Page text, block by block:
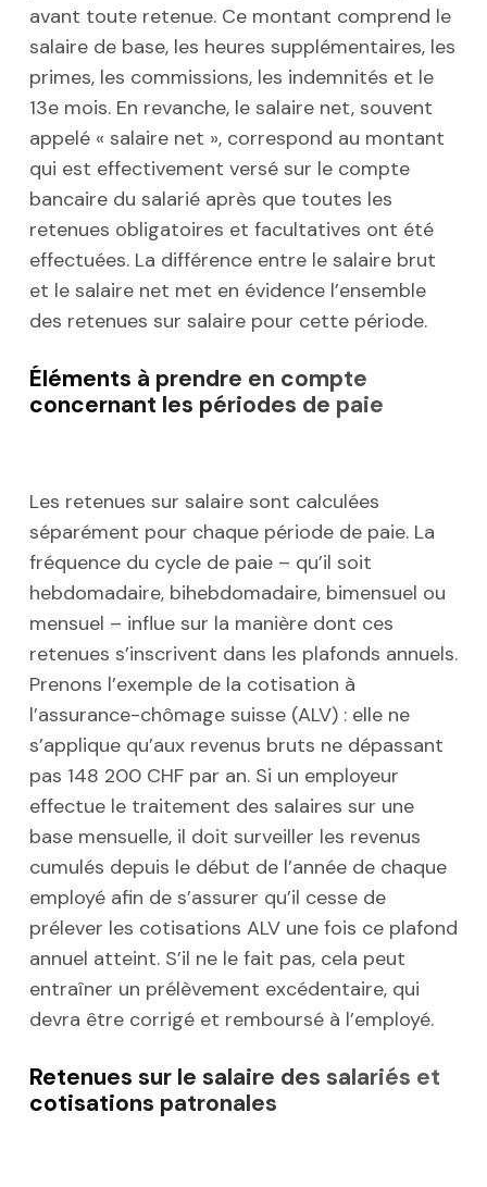
avant toute retenue. Ce montant comprend le
salaire de base, les heures supplémentaires, les
primes, les commissions, les indemnités et le
13e mois. En revanche, le salaire net, souvent
appelé « salaire net », correspond au montant
qui est effectivement versé sur le compte
bancaire du salarié après que toutes les
retenues obligatoires et facultatives ont été
effectuées. La différence entre le salaire brut
et le salaire net met en évidence l’ensemble
des retenues sur salaire pour cette période.
Éléments à prendre en compte
concernant les périodes de paie
Les retenues sur salaire sont calculées
séparément pour chaque période de paie. La
fréquence du cycle de paie – qu’il soit
hebdomadaire, bihebdomadaire, bimensuel ou
mensuel – influe sur la manière dont ces
retenues s’inscrivent dans les plafonds annuels.
Prenons l’exemple de la cotisation à
l’assurance-chômage suisse (ALV) : elle ne
s’applique qu’aux revenus bruts ne dépassant
pas 148 200 CHF par an. Si un employeur
effectue le traitement des salaires sur une
base mensuelle, il doit surveiller les revenus
cumulés depuis le début de l’année de chaque
employé afin de s’assurer qu’il cesse de
prélever les cotisations ALV une fois ce plafond
annuel atteint. S’il ne le fait pas, cela peut
entraîner un prélèvement excédentaire, qui
devra être corrigé et remboursé à l’employé.
Retenues sur le salaire des salariés et
cotisations patronales